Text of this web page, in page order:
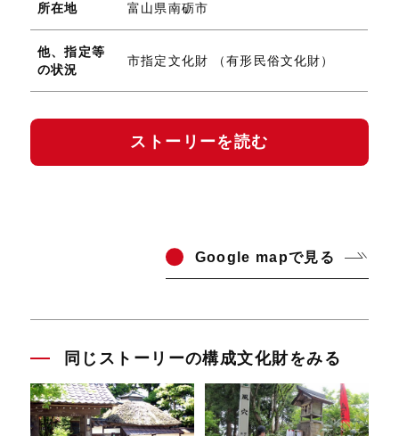
所在地 富山県南砺市
他、指定等
の状況
市指定文化財 （有形民俗文化財）
ストーリーを読む
Google mapで見る
同じストーリーの構成文化財をみる